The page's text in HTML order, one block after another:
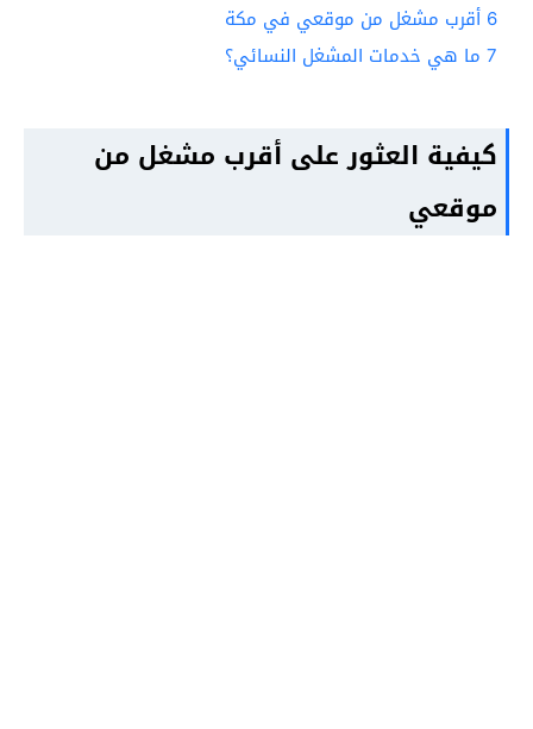
6 أقرب مشغل من موقعي في مكة
7 ما هي خدمات المشغل النسائي؟
كيفية العثور على أقرب مشغل من
موقعي